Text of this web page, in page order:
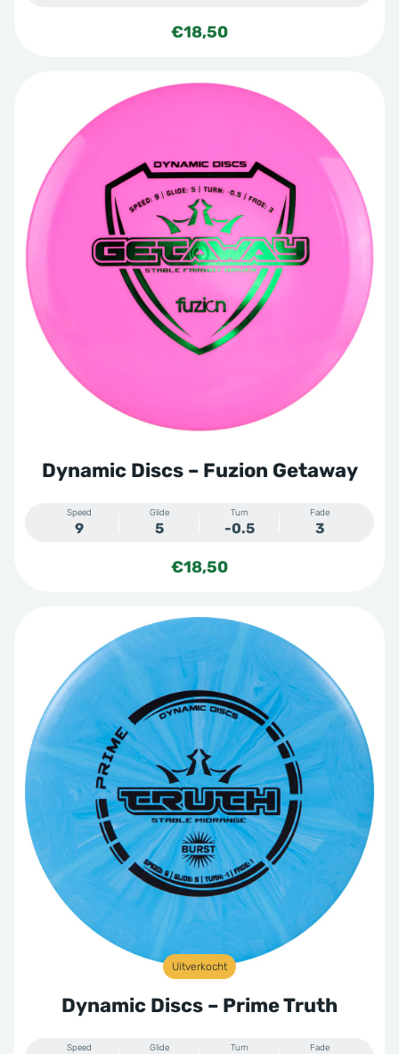
€18,50
Dynamic Discs – Fuzion Getaway
Speed
9
Glide
5
Turn
-0.5
Fade
3
€18,50
Uitverkocht
Dynamic Discs – Prime Truth
Speed Glide Turn Fade